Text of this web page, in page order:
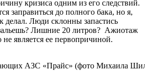
кризиса одним из его следствий.
заправиться до полного бака, но я,
делал. Люди склонны запастись
Лишние 20 литров? Ажиотаж
не является ее первопричиной.
АЗС «Прайс» (фото Михаила